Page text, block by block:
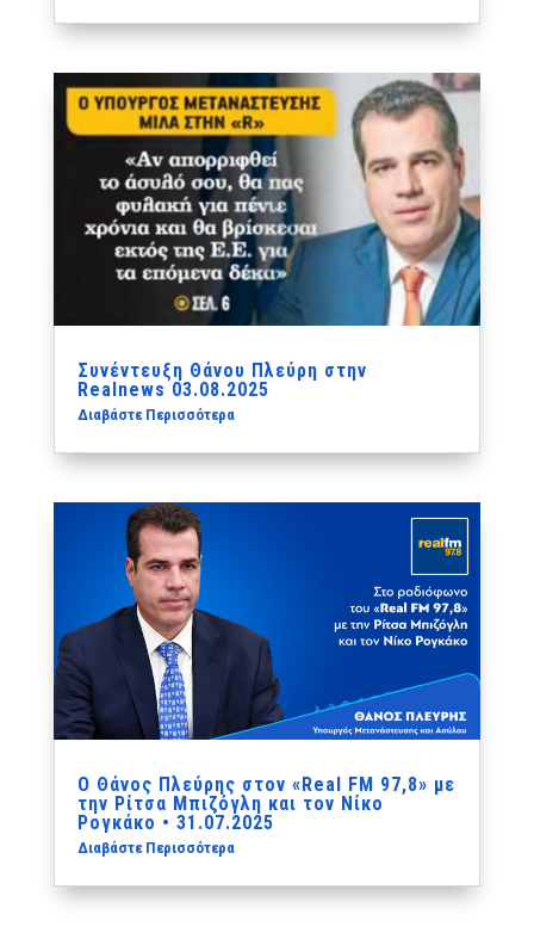
Συνέντευξη Θάνου Πλεύρη στην
Realnews 03.08.2025
Διαβάστε Περισσότερα
Ο Θάνος Πλεύρης στον «Real FM 97,8» με
την Ρίτσα Μπιζόγλη και τον Νίκο
Ρογκάκο • 31.07.2025
Διαβάστε Περισσότερα